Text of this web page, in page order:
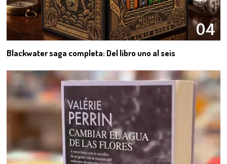
04
Blackwater saga completa: Del libro uno al seis